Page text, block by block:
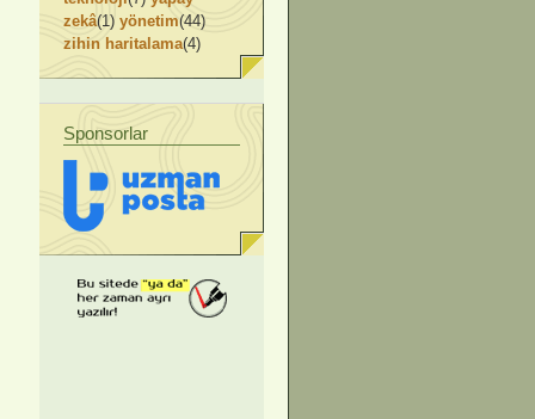
zekâ(1) yönetim(44)
zihin haritalama(4)
Sponsorlar